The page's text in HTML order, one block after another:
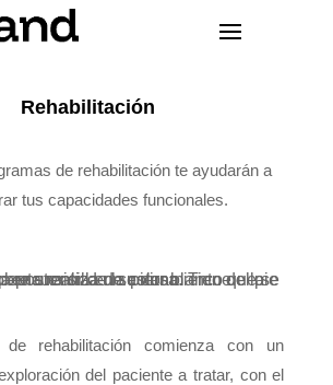
Rehabilitación
de rehabilitación te ayudarán a
tus capacidades funcionales.
de rehabilitación comienza con un
del paciente a tratar, con el